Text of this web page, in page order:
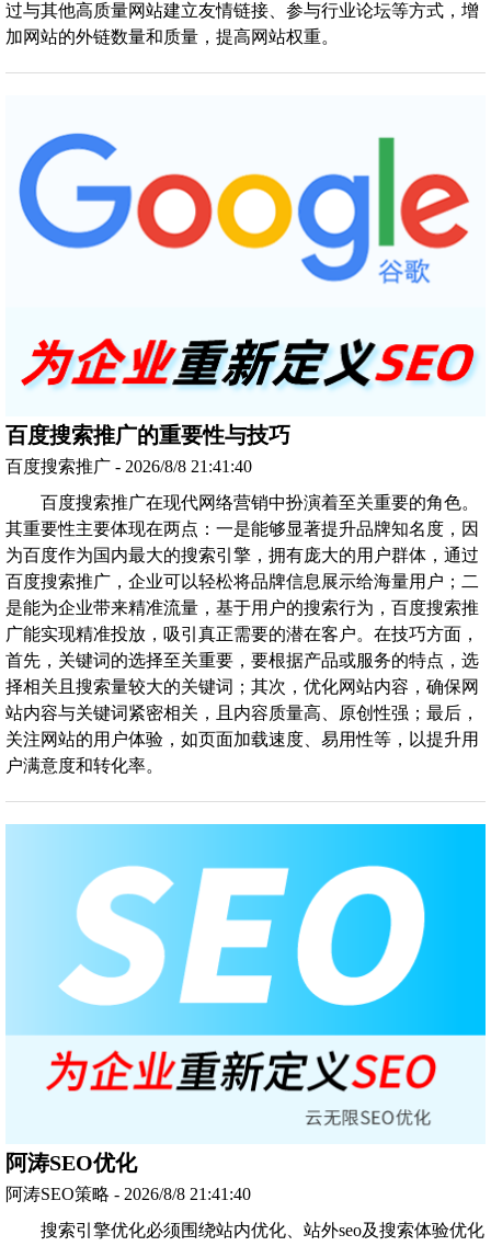
过与其他高质量网站建立友情链接、参与行业论坛等方式，增
加网站的外链数量和质量，提高网站权重。
百度搜索推广的重要性与技巧
百度搜索推广 - 2026/8/8 21:41:40
百度搜索推广在现代网络营销中扮演着至关重要的角色。
其重要性主要体现在两点：一是能够显著提升品牌知名度，因
为百度作为国内最大的搜索引擎，拥有庞大的用户群体，通过
百度搜索推广，企业可以轻松将品牌信息展示给海量用户；二
是能为企业带来精准流量，基于用户的搜索行为，百度搜索推
广能实现精准投放，吸引真正需要的潜在客户。在技巧方面，
首先，关键词的选择至关重要，要根据产品或服务的特点，选
择相关且搜索量较大的关键词；其次，优化网站内容，确保网
站内容与关键词紧密相关，且内容质量高、原创性强；最后，
关注网站的用户体验，如页面加载速度、易用性等，以提升用
户满意度和转化率。
阿涛SEO优化
阿涛SEO策略 - 2026/8/8 21:41:40
搜索引擎优化必须围绕站内优化、站外seo及搜索体验优化